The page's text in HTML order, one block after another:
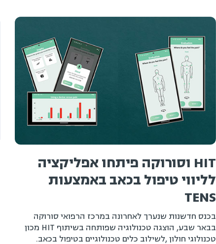
HIT וסורוקה פיתחו אפליקציה
לליווי טיפול בכאב באמצעות
TENS
בכנס חדשנות שנערך לאחרונה במרכז הרפואי סורוקה
בבאר שבע, הוצגה טכנולוגיה שפותחה בשיתוף HIT מכון
טכנולוגי חולון ,לשילוב כלים טכנולוגיים בטיפול בכאב.